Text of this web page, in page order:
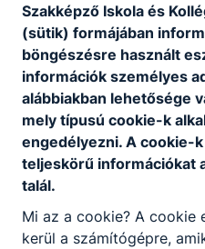
Szakképző Iskola és
(sütik) formájában
böngészésre használt
információk személyes
alábbiakban lehetősége
mely típusú cookie-k
engedélyezni. A cookie-
teljeskörű információkat
talál.
Mi az a cookie? A cookie
kerül a számítógépre,